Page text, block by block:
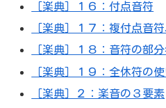
［楽典］１６：付点音符
［楽典］１７：複付点音
［楽典］１８：音符の部
［楽典］１９：全休符の
［楽典］２：楽音の３要素